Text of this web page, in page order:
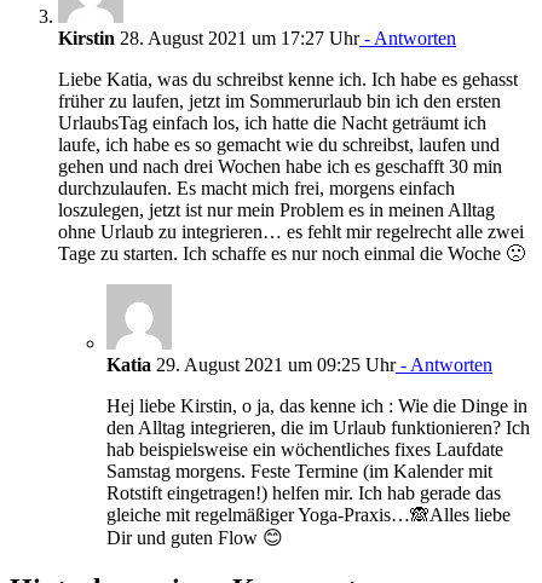
Kirstin 28. August 2021 um 17:27 Uhr- Antworten
Liebe Katia, was du schreibst kenne ich. Ich habe es gehasst
früher zu laufen, jetzt im Sommerurlaub bin ich den ersten
UrlaubsTag einfach los, ich hatte die Nacht geträumt ich
laufe, ich habe es so gemacht wie du schreibst, laufen und
gehen und nach drei Wochen habe ich es geschafft 30 min
durchzulaufen. Es macht mich frei, morgens einfach
loszulegen, jetzt ist nur mein Problem es in meinen Alltag
ohne Urlaub zu integrieren… es fehlt mir regelrecht alle zwei
Tage zu starten. Ich schaffe es nur noch einmal die Woche 🙁
Katia 29. August 2021 um 09:25 Uhr- Antworten
Hej liebe Kirstin, o ja, das kenne ich : Wie die Dinge in
den Alltag integrieren, die im Urlaub funktionieren? Ich
hab beispielsweise ein wöchentliches fixes Laufdate
Samstag morgens. Feste Termine (im Kalender mit
Rotstift eingetragen!) helfen mir. Ich hab gerade das
gleiche mit regelmäßiger Yoga-Praxis…🙈Alles liebe
Dir und guten Flow 😊